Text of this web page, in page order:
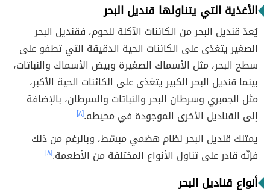
الأغذية التي يتناولها قنديل البحر
يُعدّ قنديل البحر من الكائنات الآكلة للحوم، فقنديل البحر
الصغير يتغذى على الكائنات الحية الدقيقة التي تطفو على
سطح البحر، مثل الأسماك الصغيرة وبيض الأسماك والنباتات،
بينما قنديل البحر الكبير يتغذى على الكائنات الحية الأكبر،
مثل الجمبري وسرطان البحر والنباتات والسرطان، بالإضافة
إلى القناديل الأخرى الموجودة في محيطه.[٨]
يمتلك قنديل البحر نظام هضمي مبسّط، وبالرغم من ذلك
فإنّه قادر على تناول الأنواع المختلفة من الأطعمة.[٨]
أنواع قناديل البحر